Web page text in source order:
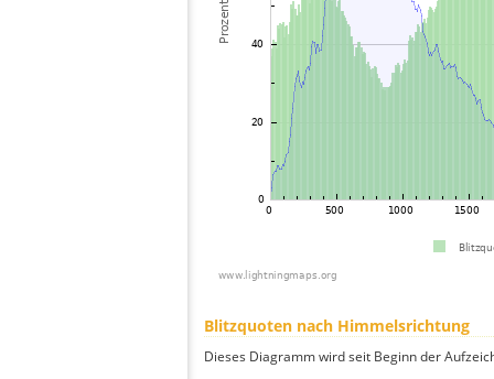
Blitzquoten nach Himmelsrichtung
Dieses Diagramm wird seit Beginn der